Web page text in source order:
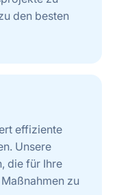
den besten
effiziente
Unsere
die für Ihre
zu